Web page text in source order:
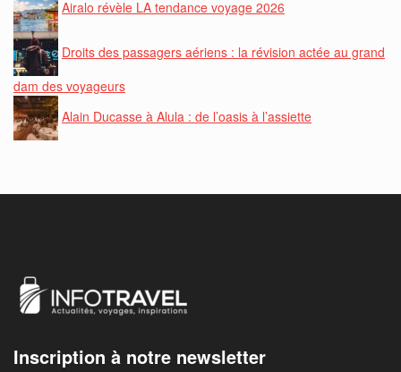
Airalo révèle LA tendance voyage 2026
Droits des passagers aériens : la révision actée au grand
dam des voyageurs
Alain Ducasse à Alula : de l’oasis à l’assiette
Inscription à notre newsletter